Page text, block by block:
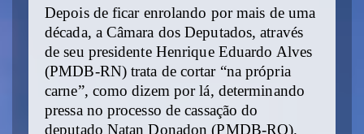
Depois de ficar enrolando por mais de uma
década, a Câmara dos Deputados, através
de seu presidente Henrique Eduardo Alves
(PMDB-RN) trata de cortar “na própria
carne”, como dizem por lá, determinando
pressa no processo de cassação do
deputado Natan Donadon (PMDB-RO).